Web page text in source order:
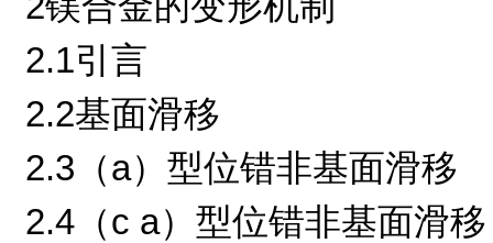
2.1引言
2.2基面滑移
2.3（a）型位错非基面滑移
2.4（c a）型位错非基面滑移